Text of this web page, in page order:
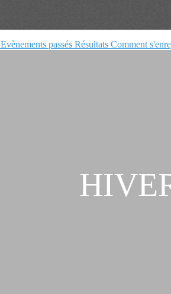
Evènements passés Résultats Comment